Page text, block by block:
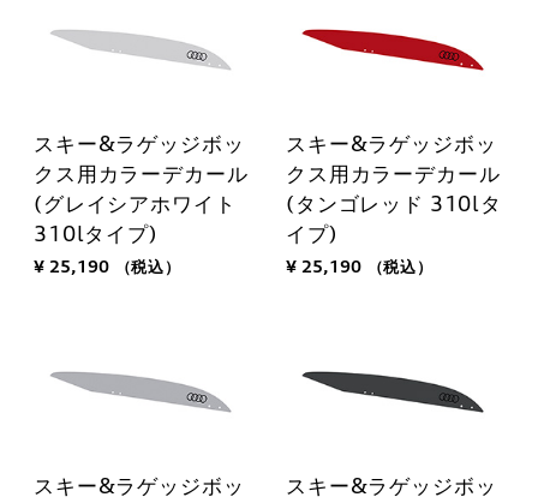
スキー&ラゲッジボッ
クス用カラーデカール
(グレイシアホワイト
310lタイプ)
¥ 25,190 （税込）
スキー&ラゲッジボッ
クス用カラーデカール
(タンゴレッド 310lタ
イプ)
¥ 25,190 （税込）
スキー&ラゲッジボッ
スキー&ラゲッジボッ